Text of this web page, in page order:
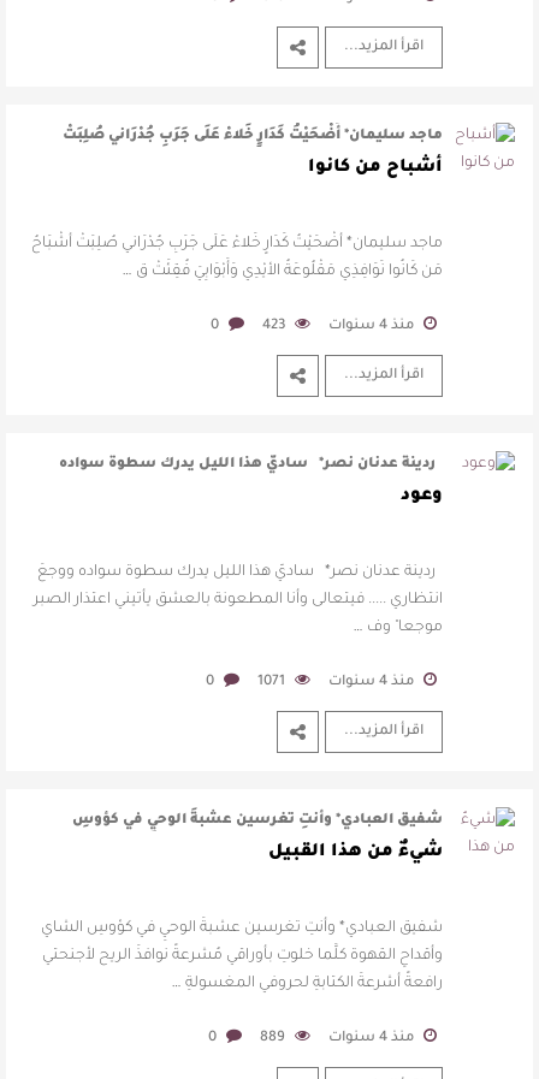
اقرأ المزيد...
ماجد سليمان* أَضْحَيْتُ كَدَارٍ خَلاءْ عَلَى جَرَبِ جُدْرَاني صُلِبَتْ
أَشْبَاحُ …
أشباح من كانوا
ماجد سليمان* أَضْحَيْتُ كَدَارٍ خَلاءْ عَلَى جَرَبِ جُدْرَاني صُلِبَتْ أَشْبَاحُ
مَن كَانُوا نَوَافِذِي مَقْلُوعَةُ الأيْدِي وَأَبْوَابِيَ فُقِئَتْ ق …
منذ 4 سنوات 423
0
اقرأ المزيد...
ردينة عدنان نصر* ساديّ هذا الليل يدرك سطوة سواده
ووجعَ انتظاري  …
وعود
ردينة عدنان نصر* ساديّ هذا الليل يدرك سطوة سواده ووجعَ
انتظاري ..... فيتعالى وأنا المطعونة بالعشق يأتيني اعتذار الصبر
موجعا" وف …
منذ 4 سنوات 1071
0
اقرأ المزيد...
شفيق العبادي* وأنتِ تغرسين عشبةَ الوحيِ في كؤوسِ
الشاي وأقداحِ القهوة كلَّما خلو …
شيءٌ من هذا القبيل
شفيق العبادي* وأنتِ تغرسين عشبةَ الوحيِ في كؤوسِ الشاي
وأقداحِ القهوة كلَّما خلوتِ بأوراقي مُشرعةً نوافذَ الريح لأجنحتي
رافعةً أشرعةَ الكتابةِ لحروفي المغسولةِ …
منذ 4 سنوات 889
0